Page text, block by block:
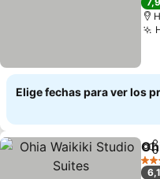
Elige fechas para ver los
3
6,1